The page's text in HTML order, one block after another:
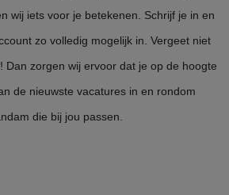
wij iets voor je betekenen. Schrijf je in en
zo volledig mogelijk in. Vergeet niet
Dan zorgen wij ervoor dat je op de hoogte
de nieuwste vacatures in en rondom
die bij jou passen.